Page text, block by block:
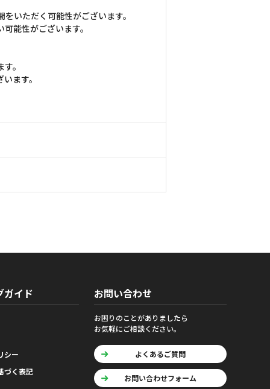
いただく可能性がございます。
能性がございます。
。
ます。
ガイド
シー
づく表記
お問い合わせ
お困りのことがありましたら
お気軽にご相談ください。
よくあるご質問
お問い合わせフォーム